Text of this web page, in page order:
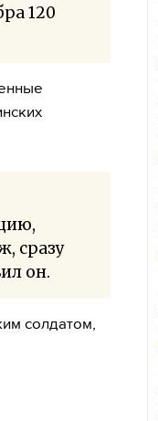
120
сразу
он.
солдатом,